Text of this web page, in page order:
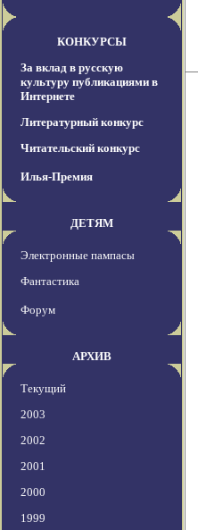
КОНКУРСЫ
За вклад в русскую
культуру публикациями в
Интернете
Литературный конкурс
Читательский конкурс
Илья-Премия
ДЕТЯМ
Электронные пампасы
Фантастика
Форум
АРХИВ
Текущий
2003
2002
2001
2000
1999